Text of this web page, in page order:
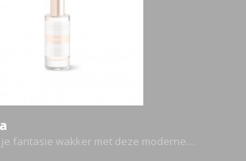
fantasie wakker met deze moderne…